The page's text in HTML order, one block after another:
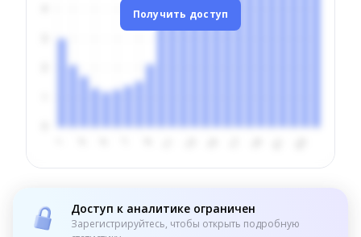
Получить доступ
Доступ к аналитике ограничен
Зарегистрируйтесь, чтобы открыть подробную